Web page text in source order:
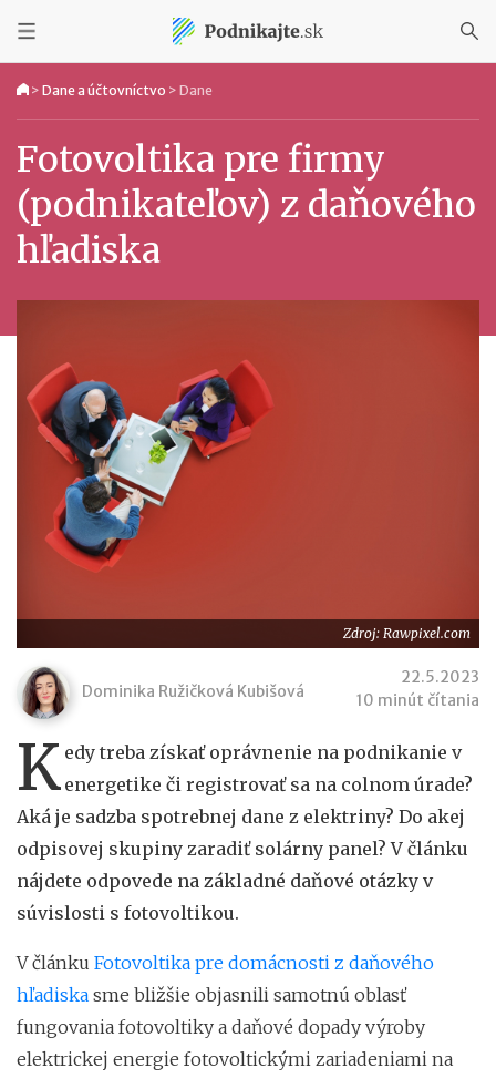
> Dane a účtovníctvo > Dane
Fotovoltika pre firmy
(podnikateľov) z daňového
hľadiska
Zdroj: Rawpixel.com
Dominika Ružičková Kubišová
22.5.2023
10 minút čítania
K edy treba získať oprávnenie na podnikanie v
energetike či registrovať sa na colnom úrade?
Aká je sadzba spotrebnej dane z elektriny? Do akej
odpisovej skupiny zaradiť solárny panel? V článku
nájdete odpovede na základné daňové otázky v
súvislosti s fotovoltikou.
V článku Fotovoltika pre domácnosti z daňového
hľadiska sme bližšie objasnili samotnú oblasť
fungovania fotovoltiky a daňové dopady výroby
elektrickej energie fotovoltickými zariadeniami na